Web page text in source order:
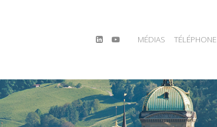
MÉDIAS TÉLÉPHONE